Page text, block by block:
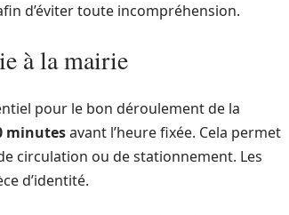
d’éviter toute incompréhension.
à la mairie
pour le bon déroulement de la
minutesavant l’heure fixée. Cela permet
circulation ou de stationnement. Les
d’identité.